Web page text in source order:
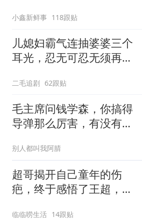
小鑫新鲜事 118跟贴
儿媳妇霸气连抽婆婆三个
耳光，忍无可忍无须再
二毛追剧 62跟贴
毛主席问钱学森，你搞得
导弹那么厉害，有没有办
别人都叫我阿腈
超哥揭开自己童年的伤
疤，终于感悟了王超，他
临临唠生活 14跟贴